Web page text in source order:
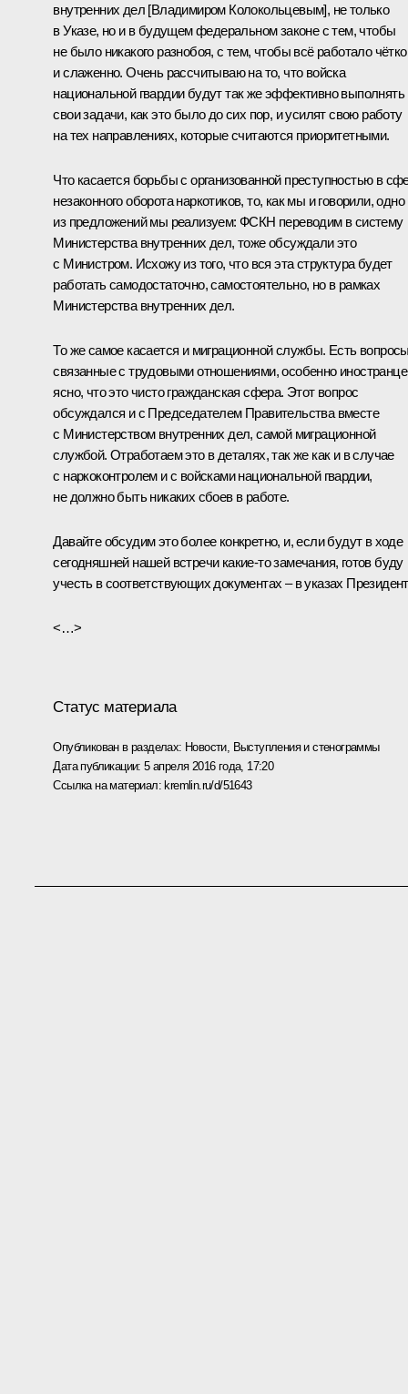
внутренних дел [Владимиром Колокольцевым], не только
в Указе, но и в будущем федеральном законе с тем, чтобы
не было никакого разнобоя, с тем, чтобы всё работало чётко
и слаженно. Очень рассчитываю на то, что войска
национальной гвардии будут так же эффективно выполнять
свои задачи, как это было до сих пор, и усилят свою работу
на тех направлениях, которые считаются приоритетными.
Что касается борьбы с организованной преступностью в
незаконного оборота наркотиков, то, как мы и говорили, одно
из предложений мы реализуем: ФСКН переводим в систему
Министерства внутренних дел, тоже обсуждали это
с Министром. Исхожу из того, что вся эта структура будет
работать самодостаточно, самостоятельно, но в рамках
Министерства внутренних дел.
То же самое касается и миграционной службы. Есть
связанные с трудовыми отношениями, особенно
ясно, что это чисто гражданская сфера. Этот вопрос
обсуждался и с Председателем Правительства вместе
с Министерством внутренних дел, самой миграционной
службой. Отработаем это в деталях, так же как и в случае
с наркоконтролем и с войсками национальной гвардии,
не должно быть никаких сбоев в работе.
Давайте обсудим это более конкретно, и, если будут в ходе
сегодняшней нашей встречи какие‑то замечания, готов буду
учесть в соответствующих документах – в указах
<…>
Статус материала
Опубликован в разделах: Новости, Выступления и стенограммы
Дата публикации:5 апреля 2016 года, 17:20
Ссылка на материал: kremlin.ru/d/51643